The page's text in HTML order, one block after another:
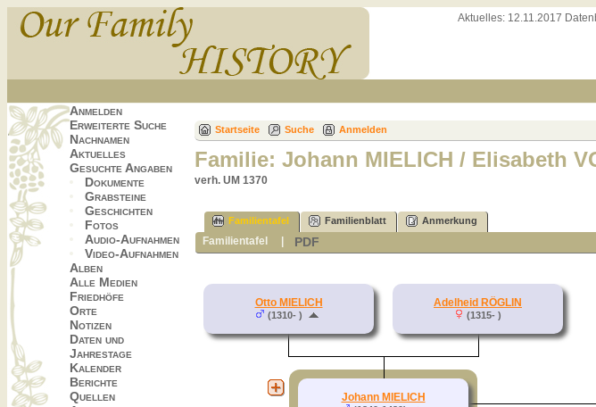
Aktuelles: 12.11.2017
Anmelden
Erweiterte Suche
Nachnamen
Aktuelles
Gesuchte Angaben
Dokumente
Grabsteine
Geschichten
Fotos
Audio-Aufnahmen
Video-Aufnahmen
Alben
Alle Medien
Friedhöfe
Orte
Notizen
Daten und
Jahrestage
Kalender
Berichte
Quellen
Startseite Suche Anmelden
Familie: Johann MIELICH / Elisabeth
verh. UM 1370
Familientafel Familienblatt Anmerkung
Familientafel PDF
Otto MIELICH
(1310- )
Adelheid RÖGLIN
(1315- )
Johann MIELICH